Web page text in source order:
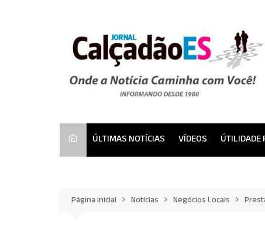
ÚLTIMAS NOTÍCIAS VÍDEOS ÚTILIDADE
Página inicial Notícias Negócios Locais